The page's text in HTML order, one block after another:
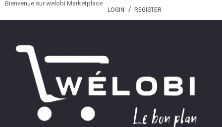
Bienvenue sur welobi Marketplace
LOGIN REGISTER